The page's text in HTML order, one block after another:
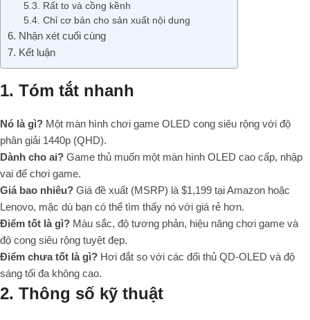
5.3. Rất to và cồng kềnh
5.4. Chỉ cơ bản cho sản xuất nội dung
6. Nhận xét cuối cùng
7. Kết luận
1. Tóm tắt nhanh
Nó là gì? Một màn hình chơi game OLED cong siêu rộng với độ
phân giải 1440p (QHD).
Dành cho ai? Game thủ muốn một màn hình OLED cao cấp, nhập
vai để chơi game.
Giá bao nhiêu? Giá đề xuất (MSRP) là $1,199 tại Amazon hoặc
Lenovo, mặc dù bạn có thể tìm thấy nó với giá rẻ hơn.
Điểm tốt là gì? Màu sắc, độ tương phản, hiệu năng chơi game và
độ cong siêu rộng tuyệt đẹp.
Điểm chưa tốt là gì? Hơi đắt so với các đối thủ QD-OLED và độ
sáng tối đa không cao.
2. Thông số kỹ thuật